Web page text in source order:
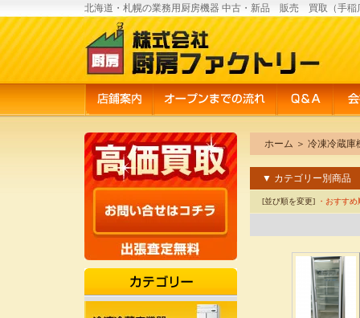
北海道・札幌の業務用厨房機器 中古・新品 販売 買取（手稲
ホーム ＞ 冷凍冷蔵庫
▼ カテゴリー別商品
[並び順を変更] ・おすすめ